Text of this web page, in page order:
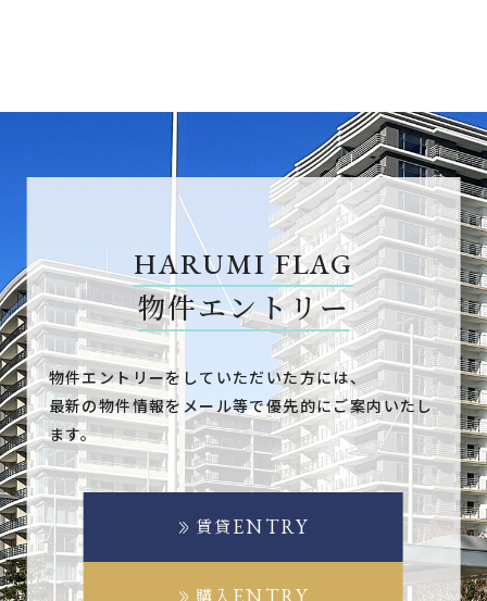
HARUMI FLAG
物件エントリー
物件エントリーをしていただいた方には、
最新の物件情報をメール等で優先的にご案内いたし
ます。
賃貸 ENTRY
購入